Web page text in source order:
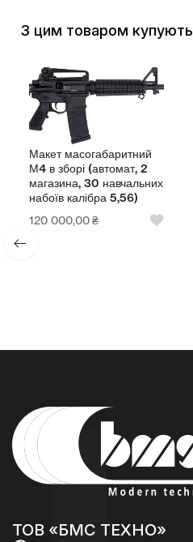
З цим товаром купують
Макет масогабаритний
М4 в зборі (автомат, 2
магазина, 30 навчальних
набоїв калібра 5,56)
120 000,00₴
ТОВ «БМС ТЕХНО»